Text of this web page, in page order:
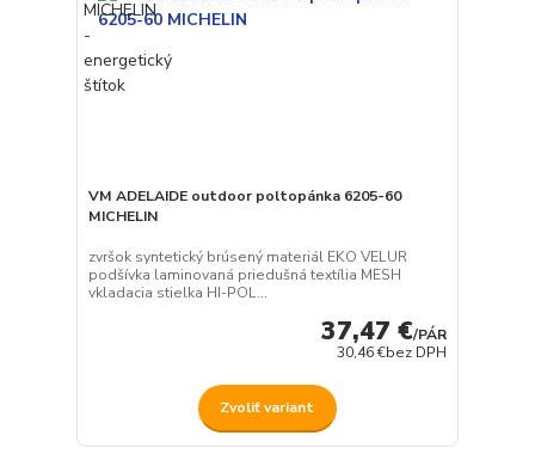
VM ADELAIDE outdoor poltopánka 6205-60
MICHELIN
zvršok syntetický brúsený materiál EKO VELUR
podšívka laminovaná priedušná textília MESH
vkladacia stielka HI-POL...
37,47 €/PÁR
30,46 €bez DPH
Zvoliť variant